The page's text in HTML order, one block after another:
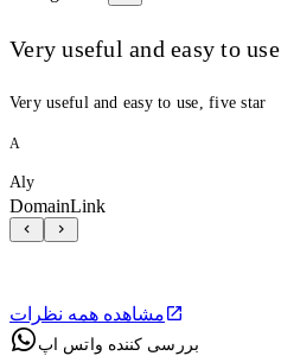
Very useful and easy to use
Very useful and easy to use, five star
A
Aly
DomainLink
مشاهده همه نظرات
بررسی کننده واتس اپ